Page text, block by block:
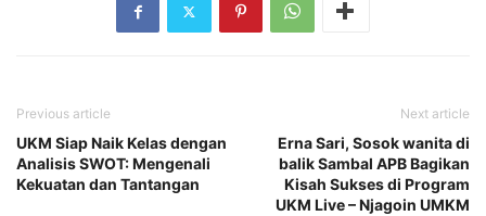
Previous article
UKM Siap Naik Kelas dengan
Analisis SWOT: Mengenali
Kekuatan dan Tantangan
Next article
Erna Sari, Sosok wanita di
balik Sambal APB Bagikan
Kisah Sukses di Program
UKM Live – Njagoin UMKM